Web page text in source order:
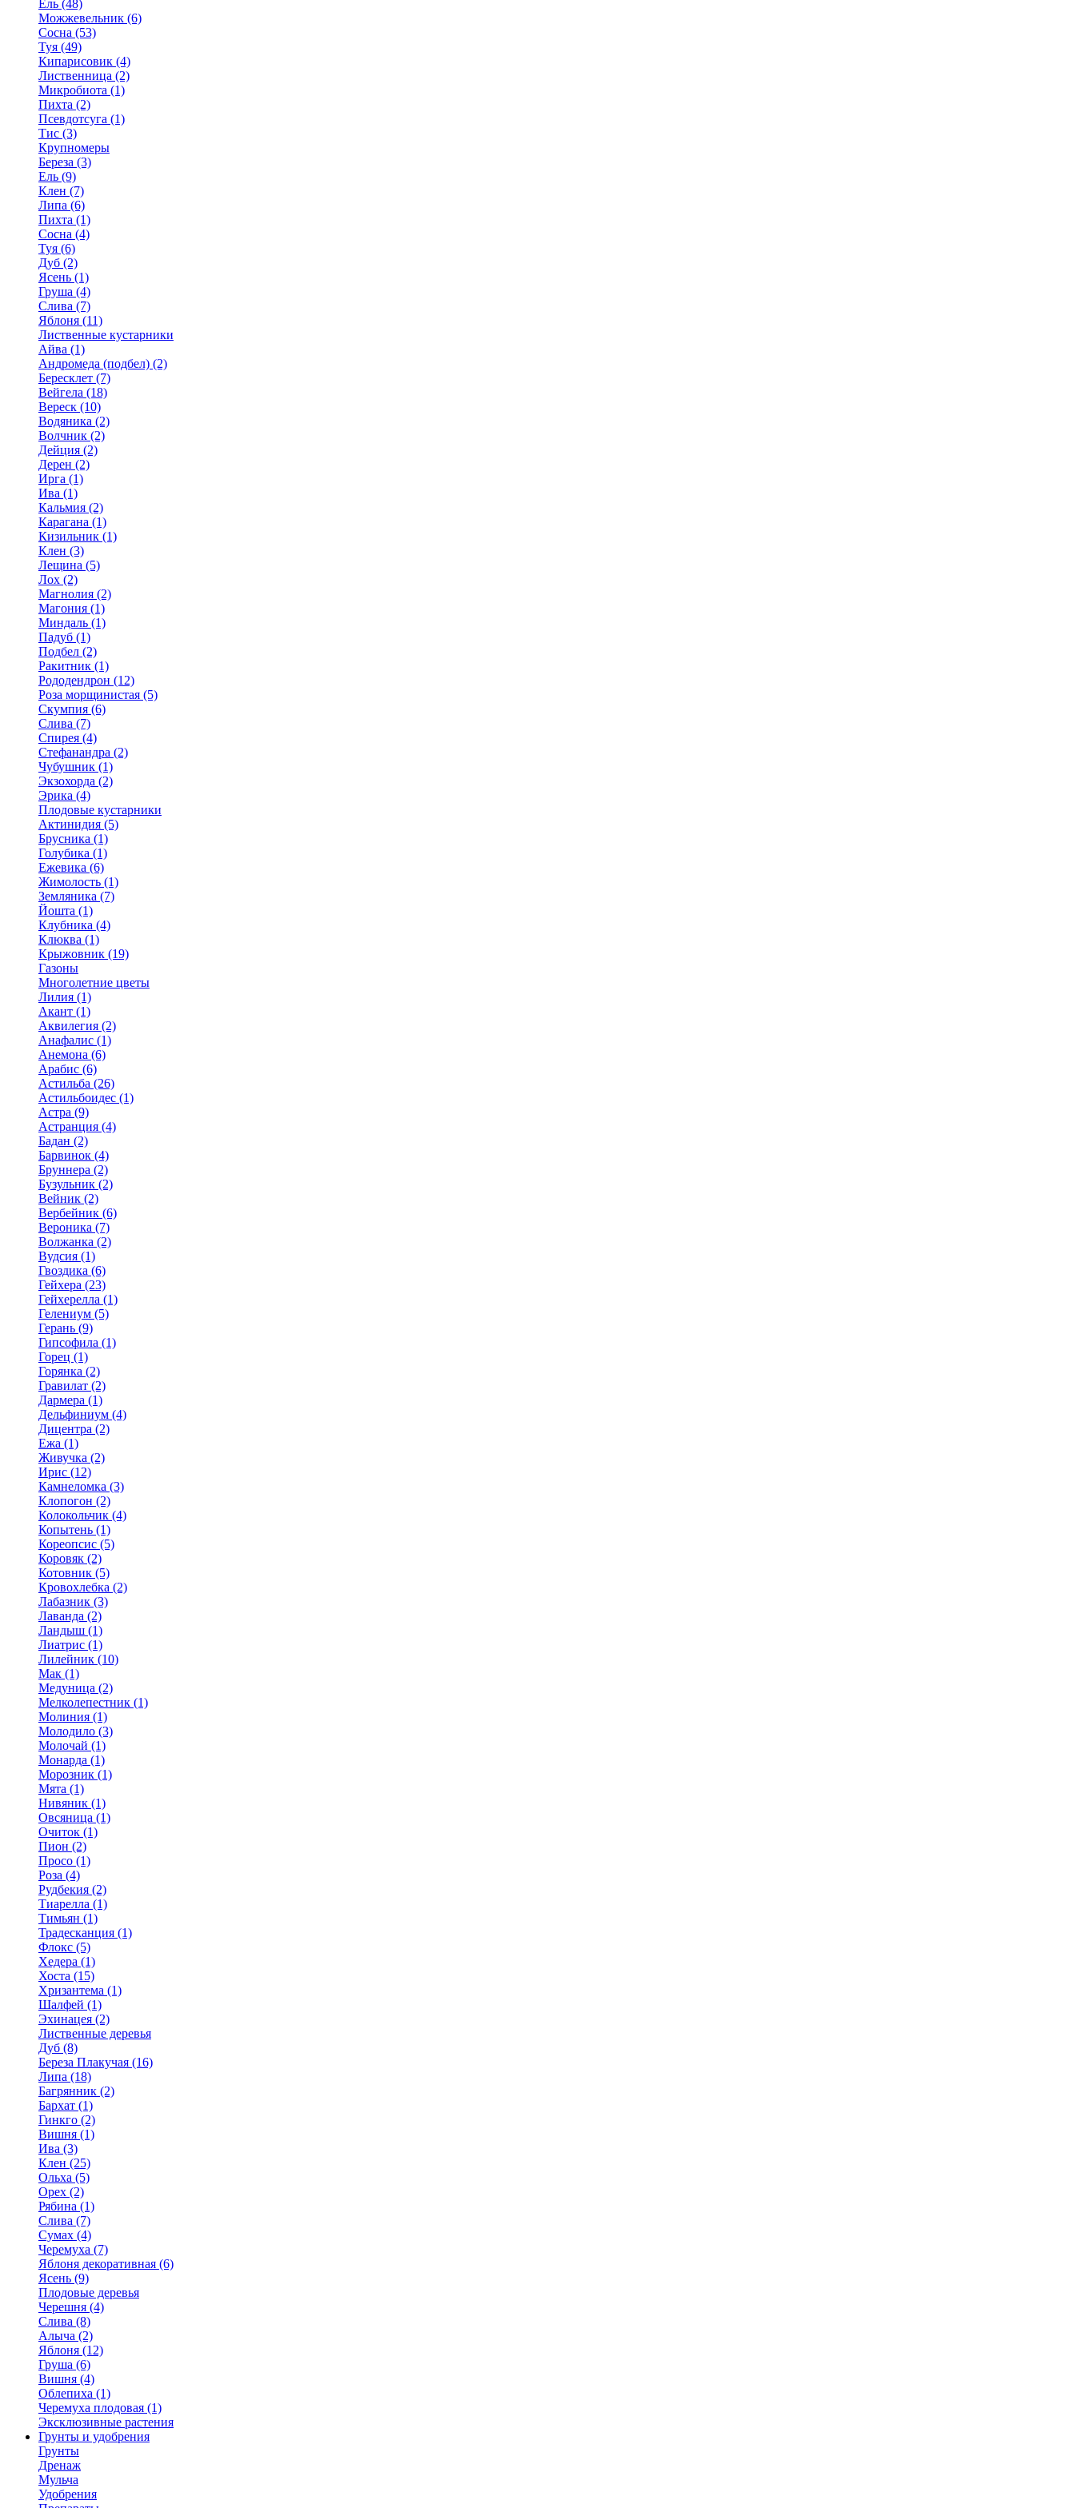
Ель (48)
Можжевельник (6)
Сосна (53)
Туя (49)
Кипарисовик (4)
Лиственница (2)
Микробиота (1)
Пихта (2)
Псевдотсуга (1)
Тис (3)
Крупномеры
Береза (3)
Ель (9)
Клен (7)
Липа (6)
Пихта (1)
Сосна (4)
Туя (6)
Дуб (2)
Ясень (1)
Груша (4)
Слива (7)
Яблоня (11)
Лиственные кустарники
Айва (1)
Андромеда (подбел) (2)
Бересклет (7)
Вейгела (18)
Вереск (10)
Водяника (2)
Волчник (2)
Дейция (2)
Дерен (2)
Ирга (1)
Ива (1)
Кальмия (2)
Карагана (1)
Кизильник (1)
Клен (3)
Лещина (5)
Лох (2)
Магнолия (2)
Магония (1)
Миндаль (1)
Падуб (1)
Подбел (2)
Ракитник (1)
Рододендрон (12)
Роза морщинистая (5)
Скумпия (6)
Слива (7)
Спирея (4)
Стефанандра (2)
Чубушник (1)
Экзохорда (2)
Эрика (4)
Плодовые кустарники
Актинидия (5)
Брусника (1)
Голубика (1)
Ежевика (6)
Жимолость (1)
Земляника (7)
Йошта (1)
Клубника (4)
Клюква (1)
Крыжовник (19)
Газоны
Многолетние цветы
Лилия (1)
Акант (1)
Аквилегия (2)
Анафалис (1)
Анемона (6)
Арабис (6)
Астильба (26)
Астильбоидес (1)
Астра (9)
Астранция (4)
Бадан (2)
Барвинок (4)
Бруннера (2)
Бузульник (2)
Вейник (2)
Вербейник (6)
Вероника (7)
Волжанка (2)
Вудсия (1)
Гвоздика (6)
Гейхера (23)
Гейхерелла (1)
Гелениум (5)
Герань (9)
Гипсофила (1)
Горец (1)
Горянка (2)
Гравилат (2)
Дармера (1)
Дельфиниум (4)
Дицентра (2)
Ежа (1)
Живучка (2)
Ирис (12)
Камнеломка (3)
Клопогон (2)
Колокольчик (4)
Копытень (1)
Кореопсис (5)
Коровяк (2)
Котовник (5)
Кровохлебка (2)
Лабазник (3)
Лаванда (2)
Ландыш (1)
Лиатрис (1)
Лилейник (10)
Мак (1)
Медуница (2)
Мелколепестник (1)
Молиния (1)
Молодило (3)
Молочай (1)
Монарда (1)
Морозник (1)
Мята (1)
Нивяник (1)
Овсяница (1)
Очиток (1)
Пион (2)
Просо (1)
Роза (4)
Рудбекия (2)
Тиарелла (1)
Тимьян (1)
Традесканция (1)
Флокс (5)
Хедера (1)
Хоста (15)
Хризантема (1)
Шалфей (1)
Эхинацея (2)
Лиственные деревья
Дуб (8)
Береза Плакучая (16)
Липа (18)
Багрянник (2)
Бархат (1)
Гинкго (2)
Вишня (1)
Ива (3)
Клен (25)
Ольха (5)
Орех (2)
Рябина (1)
Слива (7)
Сумах (4)
Черемуха (7)
Яблоня декоративная (6)
Ясень (9)
Плодовые деревья
Черешня (4)
Слива (8)
Алыча (2)
Яблоня (12)
Груша (6)
Вишня (4)
Облепиха (1)
Черемуха плодовая (1)
Эксклюзивные растения
Грунты и удобрения
Грунты
Дренаж
Мульча
Удобрения